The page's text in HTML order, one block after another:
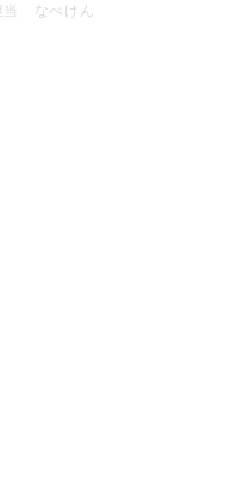
当 なべけん